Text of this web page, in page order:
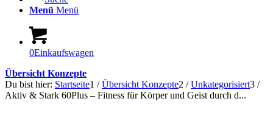
Menü Menü
0Einkaufswagen
Übersicht Konzepte
Du bist hier: Startseite1 / Übersicht Konzepte2 / Unkategorisiert3 /
Aktiv & Stark 60Plus – Fitness für Körper und Geist durch d...